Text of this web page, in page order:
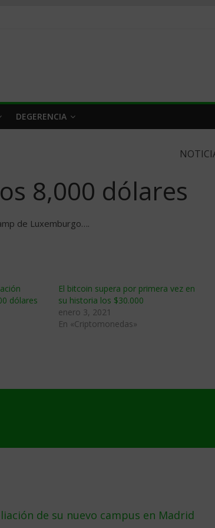
DEGERENCIA
8,000 dólares
de Luxemburgo….
dólares
El bitcoin supera por primera vez en
su historia los $30.000
enero 3, 2021
En «Criptomonedas»
de su nuevo campus en Madrid